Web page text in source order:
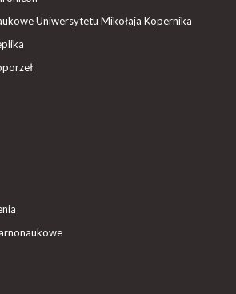
Uniwersytetu Mikołaja Kopernika